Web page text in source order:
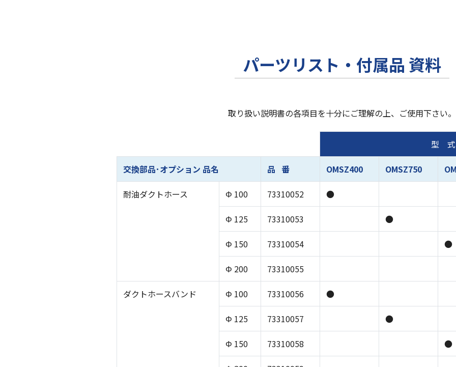
パーツリスト・付属品 資料
取り扱い説明書の各項目を十分にご理解の上、ご使用下さい。
型 式
交換部品･オプション 品名 品 番 OMSZ400 OMSZ750
耐油ダクトホース Φ 100 73310052 ●
Φ 125 73310053 ●
Φ 150 73310054 ●
Φ 200 73310055
ダクトホースバンド Φ 100 73310056 ●
Φ 125 73310057 ●
Φ 150 73310058 ●